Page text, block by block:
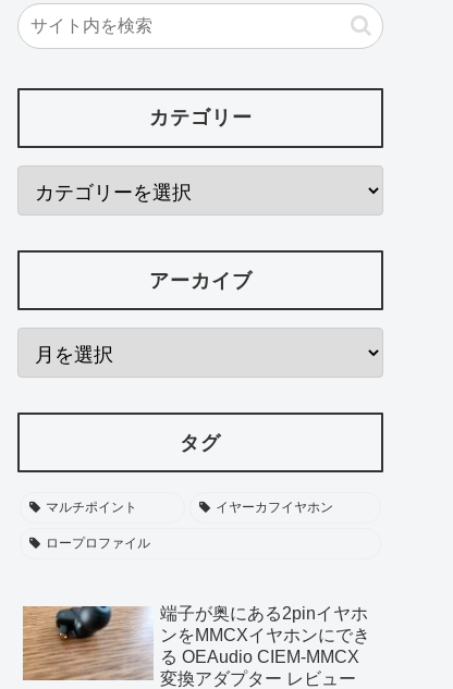
カテゴリー
アーカイブ
タグ
マルチポイント イヤーカフイヤホン
ロープロファイル
端子が奥にある2pinイヤホ
ンをMMCXイヤホンにでき
る OEAudio CIEM-MMCX
変換アダプター レビュー